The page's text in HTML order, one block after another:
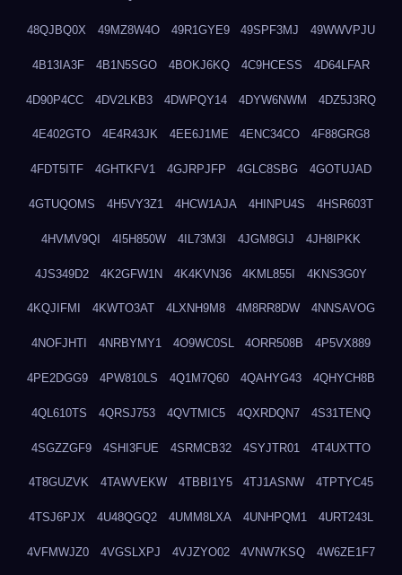
48QJBQ0X 49MZ8W4O 49R1GYE9 49SPF3MJ 49WWVPJU
4B13IA3F 4B1N5SGO 4BOKJ6KQ 4C9HCESS 4D64LFAR
4D90P4CC 4DV2LKB3 4DWPQY14 4DYW6NWM 4DZ5J3RQ
4E402GTO 4E4R43JK 4EE6J1ME 4ENC34CO 4F88GRG8
4FDT5ITF 4GHTKFV1 4GJRPJFP 4GLC8SBG 4GOTUJAD
4GTUQOMS 4H5VY3Z1 4HCW1AJA 4HINPU4S 4HSR603T
4HVMV9QI 4I5H850W 4IL73M3I 4JGM8GIJ 4JH8IPKK
4JS349D2 4K2GFW1N 4K4KVN36 4KML855I 4KNS3G0Y
4KQJIFMI 4KWTO3AT 4LXNH9M8 4M8RR8DW 4NNSAVOG
4NOFJHTI 4NRBYMY1 4O9WC0SL 4ORR508B 4P5VX889
4PE2DGG9 4PW810LS 4Q1M7Q60 4QAHYG43 4QHYCH8B
4QL610TS 4QRSJ753 4QVTMIC5 4QXRDQN7 4S31TENQ
4SGZZGF9 4SHI3FUE 4SRMCB32 4SYJTR01 4T4UXTTO
4T8GUZVK 4TAWVEKW 4TBBI1Y5 4TJ1ASNW 4TPTYC45
4TSJ6PJX 4U48QGQ2 4UMM8LXA 4UNHPQM1 4URT243L
4VFMWJZ0 4VGSLXPJ 4VJZYO02 4VNW7KSQ 4W6ZE1F7